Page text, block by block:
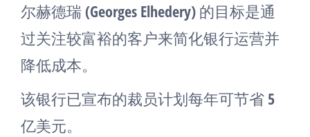
尔赫德瑞 (Georges Elhedery) 的目标是通
过关注较富裕的客户来简化银行运营并
降低成本。
该银行已宣布的裁员计划每年可节省 5
亿美元。